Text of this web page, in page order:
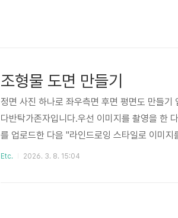
조형물 도면 만들기
정면 사진 하나로 좌우측면 후면 평면도 만들
다반탁가존자입니다.우선 이미지를 촬영을 한
를 업로드한 다음 "라인드로잉 스타일로 이미
로 라인드로잉 스타일로 생성해줘""우측면에
면 사진을 찍어서 업로드 하신다음 학습을 시
Etc. 2026. 3. 8. 15:04